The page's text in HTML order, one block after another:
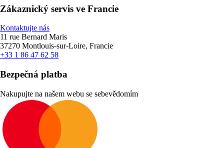
Zákaznický servis ve Francie
Kontaktujte nás
11 rue Bernard Maris
37270 Montlouis-sur-Loire, Francie
+33 1 86 47 62 58
Bezpečná platba
Nakupujte na našem webu se sebevědomím